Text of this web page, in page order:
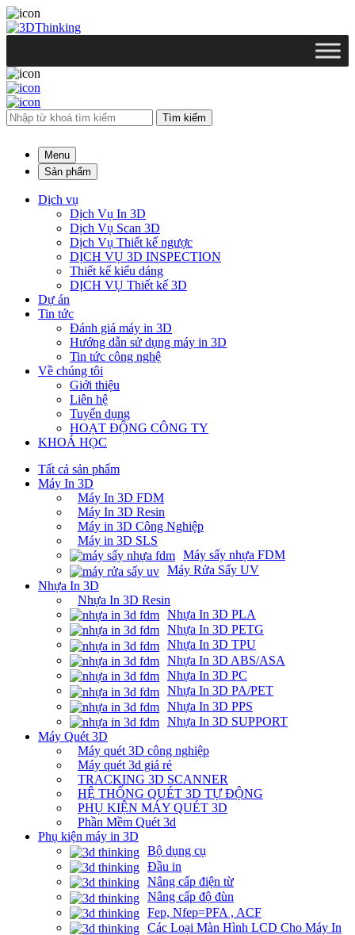
Search
for:
Menu
Sản phẩm
Dịch vụ
Dịch Vụ In 3D
Dịch Vụ Scan 3D
Dịch Vụ Thiết kế ngược
DỊCH VỤ 3D INSPECTION
Thiết kế kiểu dáng
DỊCH VỤ Thiết kế 3D
Dự án
Tin tức
Đánh giá máy in 3D
Hướng dẫn sử dụng máy in 3D
Tin tức công nghệ
Về chúng tôi
Giới thiệu
Liên hệ
Tuyển dụng
HOẠT ĐỘNG CÔNG TY
KHOÁ HỌC
Tất cả sản phẩm
Máy In 3D
Máy In 3D FDM
Máy In 3D Resin
Máy in 3D Công Nghiệp
Máy in 3D SLS
Máy sấy nhựa FDM
Máy Rửa Sấy UV
Nhựa In 3D
Nhựa In 3D Resin
Nhựa In 3D PLA
Nhựa In 3D PETG
Nhựa In 3D TPU
Nhựa In 3D ABS/ASA
Nhựa In 3D PC
Nhựa In 3D PA/PET
Nhựa In 3D PPS
Nhựa In 3D SUPPORT
Máy Quét 3D
Máy quét 3D công nghiệp
Máy quét 3d giá rẻ
TRACKING 3D SCANNER
HỆ THỐNG QUÉT 3D TỰ ĐỘNG
PHỤ KIỆN MÁY QUÉT 3D
Phần Mềm Quét 3d
Phụ kiện máy in 3D
Bộ dụng cụ
Đầu in
Nâng cấp điện từ
Nâng cấp độ đùn
Fep, Nfep=PFA , ACF
Các Loại Màn Hình LCD Cho Máy In